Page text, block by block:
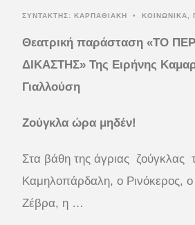
ΣΥΝΤΆΚΤΗΣ: ΚΑΡΠΑΘΙΑΚΗ • ΚΟΙΝΩΝΙΚΑ
Θεατρική παράσταση «ΤΟ
ΔΙΚΑΣΤΗΣ» Της Ειρήνης
Γιαλλούση
Ζούγκλα ώρα μηδέν!
Στα βάθη της άγριας ζούγκλας
Καμηλοπάρδαλη, ο Ρινόκερος,
Ζέβρα, η …